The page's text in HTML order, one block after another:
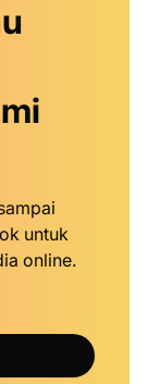
untuk
online.